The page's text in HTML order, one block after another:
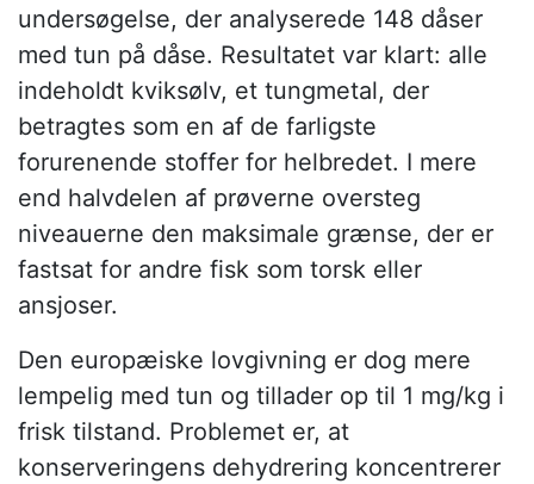
undersøgelse, der analyserede 148 dåser
med tun på dåse. Resultatet var klart: alle
indeholdt kviksølv, et tungmetal, der
betragtes som en af de farligste
forurenende stoffer for helbredet. I mere
end halvdelen af prøverne oversteg
niveauerne den maksimale grænse, der er
fastsat for andre fisk som torsk eller
ansjoser.
Den europæiske lovgivning er dog mere
lempelig med tun og tillader op til 1 mg/kg i
frisk tilstand. Problemet er, at
konserveringens dehydrering koncentrerer